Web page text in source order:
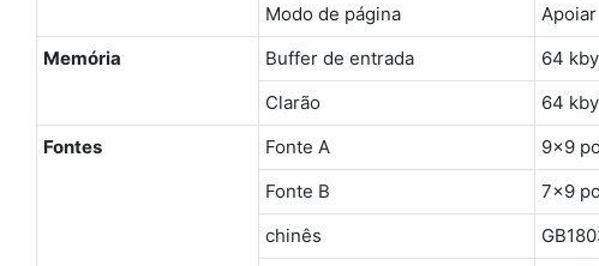
Modo de página
Apoiar
Memória
Buffer de entrada
64
Clarão
64
Fontes
Fonte A
9x9
Fonte B
7x9
chinês